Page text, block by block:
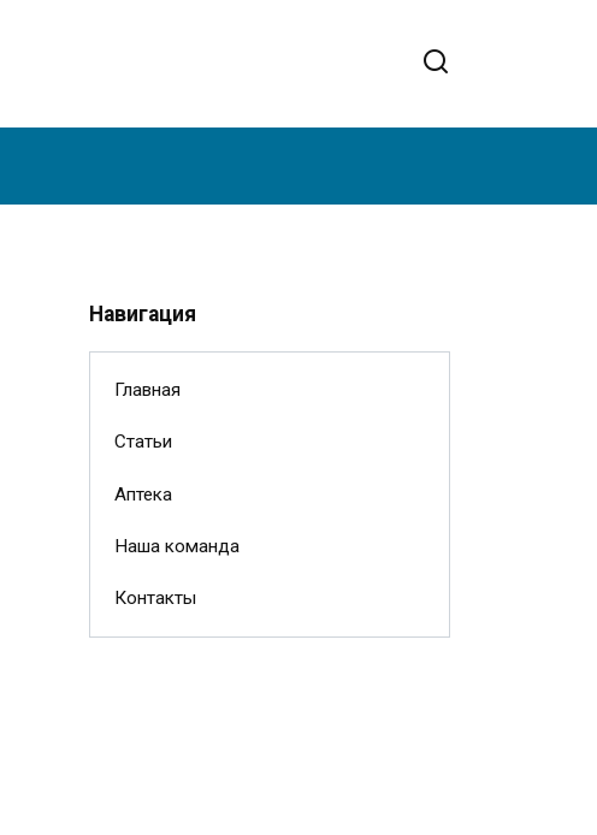
Навигация
Главная
Статьи
Аптека
Наша команда
Контакты